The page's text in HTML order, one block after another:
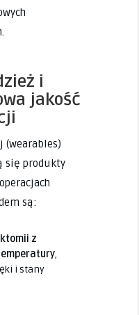
i
jakość
(wearables)
się produkty
są:
z
,
i stany